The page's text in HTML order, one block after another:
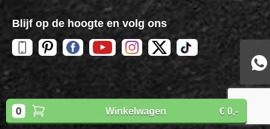
Winkelwagen
0 € 0,-
Blijf op de hoogte en volg ons
CopyrightBBQuality